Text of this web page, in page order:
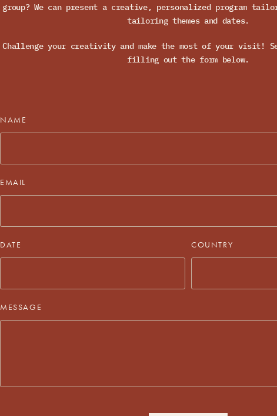
group? We can present a creative, personalized program
tailoring themes and dates.
Challenge your creativity and make the most of your visit!
filling out the form below.
NAME
EMAIL
DATE COUNTRY
MESSAGE